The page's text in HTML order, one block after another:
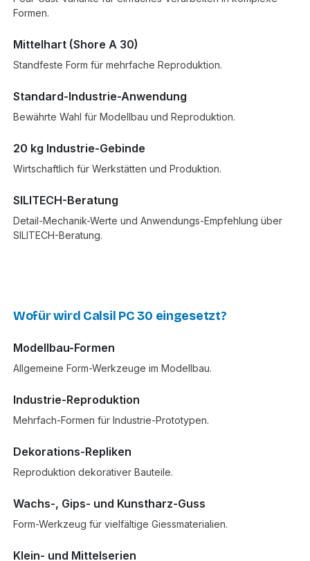
Formen.
Mittelhart (Shore A 30)
Standfeste Form für mehrfache Reproduktion.
Standard-Industrie-Anwendung
Bewährte Wahl für Modellbau und Reproduktion.
20 kg Industrie-Gebinde
Wirtschaftlich für Werkstätten und Produktion.
SILITECH-Beratung
Detail-Mechanik-Werte und Anwendungs-Empfehlung über
SILITECH-Beratung.
Wofür wird Calsil PC 30 eingesetzt?
Modellbau-Formen
Allgemeine Form-Werkzeuge im Modellbau.
Industrie-Reproduktion
Mehrfach-Formen für Industrie-Prototypen.
Dekorations-Repliken
Reproduktion dekorativer Bauteile.
Wachs-, Gips- und Kunstharz-Guss
Form-Werkzeug für vielfältige Giessmaterialien.
Klein- und Mittelserien